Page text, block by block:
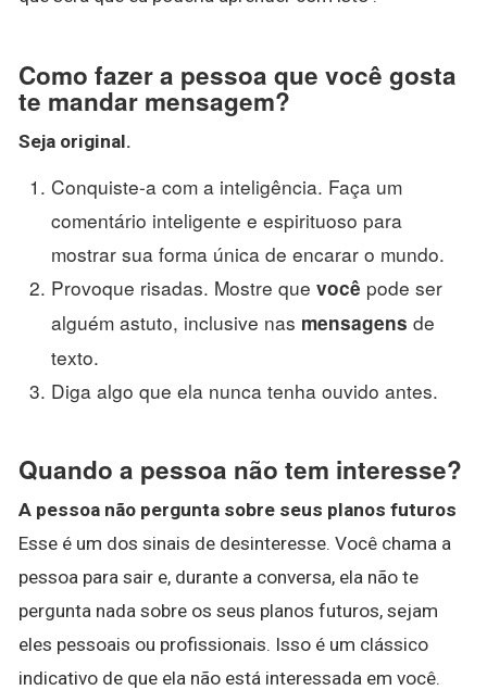
Como fazer a pessoa que você gosta
te mandar mensagem?
Seja original.
Conquiste-a com a inteligência. Faça um
comentário inteligente e espirituoso para
mostrar sua forma única de encarar o mundo.
Provoque risadas. Mostre que você pode ser
alguém astuto, inclusive nas mensagens de
texto.
Diga algo que ela nunca tenha ouvido antes.
Quando a pessoa não tem interesse?
A pessoa não pergunta sobre seus planos futuros
Esse é um dos sinais de desinteresse. Você chama a
pessoa para sair e, durante a conversa, ela não te
pergunta nada sobre os seus planos futuros, sejam
eles pessoais ou profissionais. Isso é um clássico
indicativo de que ela não está interessada em você.